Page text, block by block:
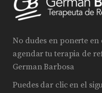
No dudes en ponerte
agendar tu terapia de
German Barbosa
Puedes dar clic en el